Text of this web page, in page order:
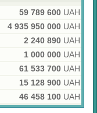
59 789 600 UAH
4 935 950 000 UAH
2 240 890 UAH
1 000 000 UAH
61 533 700 UAH
15 128 900 UAH
46 458 100 UAH